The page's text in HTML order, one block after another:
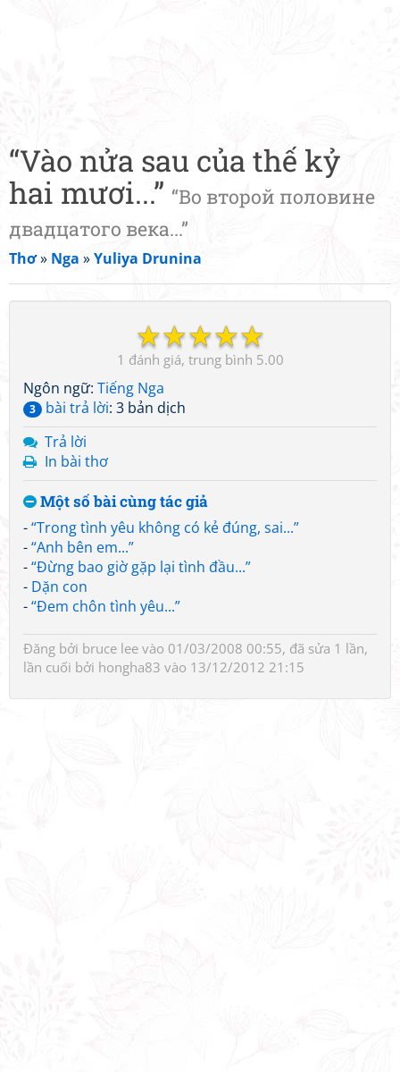
“Vào nửa sau của thế kỷ
hai mươi...” “Во второй половине
двадцатого века...”
Thơ» Nga »Yuliya Drunina
☆
☆
☆
☆
☆
1 5.00
Ngôn ngữ: Tiếng Nga
3 bài trả lời: 3 bản dịch
Trả lời
In bài thơ
Một số bài cùng tác giả
-“Trong tình yêu không có kẻ đúng, sai...”
-“Anh bên em...”
-“Đừng bao giờ gặp lại tình đầu...”
- Dặn con
-“Đem chôn tình yêu...”
Đăng bởi bruce lee vào 01/03/2008 00:55, đã sửa 1 lần,
lần cuối bởi hongha83 vào 13/12/2012 21:15